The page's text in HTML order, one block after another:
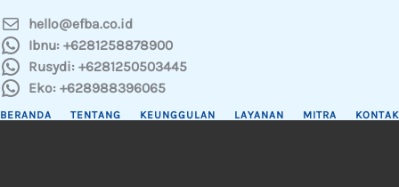
hello@efba.co.id
Ibnu: +6281258878900
Rusydi: +6281250503445
Eko: +628988396065
BERANDA TENTANG KEUNGGULAN LAYANAN MITRA KONTAK